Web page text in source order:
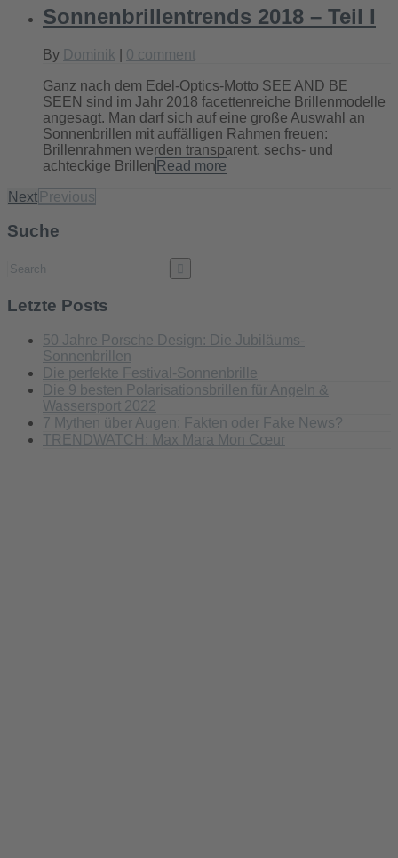
Sonnenbrillentrends 2018 – Teil I
By Dominik 0 comment
Ganz nach dem Edel-Optics-Motto SEE AND BE
SEEN sind im Jahr 2018 facettenreiche Brillenmodelle
angesagt. Man darf sich auf eine große Auswahl an
Sonnenbrillen mit auffälligen Rahmen freuen:
Brillenrahmen werden transparent, sechs- und
achteckige Brillen Read more
Next Previous
Suche
Letzte Posts
50 Jahre Porsche Design: Die Jubiläums-
Sonnenbrillen
Die perfekte Festival-Sonnenbrille
Die 9 besten Polarisationsbrillen für Angeln &
Wassersport 2022
7 Mythen über Augen: Fakten oder Fake News?
TRENDWATCH: Max Mara Mon Cœur